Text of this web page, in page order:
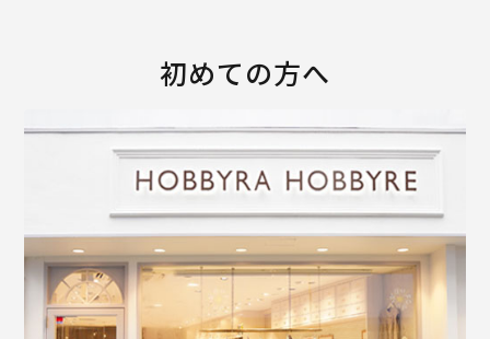
初めての方へ